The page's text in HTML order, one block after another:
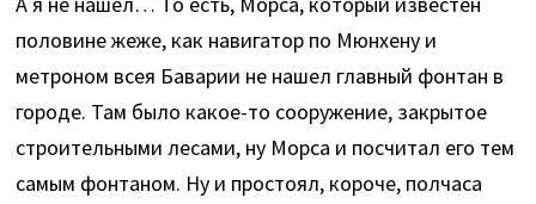
половине жеже, как навигатор по Мюнхену и
метроном всея Баварии не нашел главный фонтан в
городе. Там было какое-то сооружение, закрытое
строительными лесами, ну Морса и посчитал его тем
самым фонтаном. Ну и простоял, короче, полчаса